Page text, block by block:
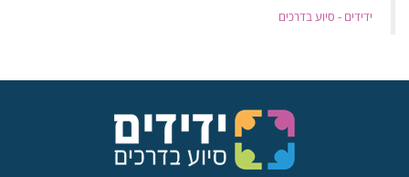
‏ידידים - סיוע בדרכים